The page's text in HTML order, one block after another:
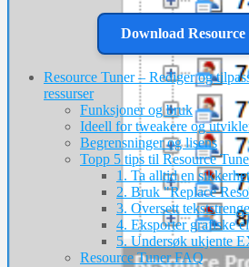
Download
Resource Tuner – Rediger og
ressurser
Funksjoner og bruk
Ideell for tweakere og
Begrensninger og lisens
Topp 5 tips til Resource
1. Ta alltid en
2. Bruk "Replace
3. Oversett
4. Eksporter grafiske
5. Undersøk ukjente
Resource Tuner FAQ